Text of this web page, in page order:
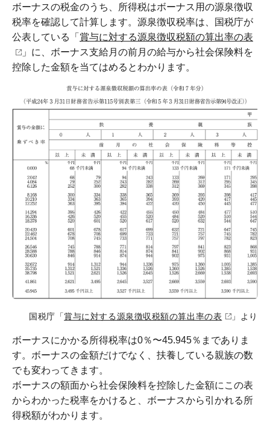
ボーナスの税金のうち、所得税はボーナス用の源泉徴収
税率を確認して計算します。源泉徴収税率は、国税庁が
公表している「 賞与に対する源泉徴収税額の算出率の表
」に、ボーナス支給月の前月の給与から社会保険料を
控除した金額を当てはめるとわかります。
国税庁「賞与に対する源泉徴収税額の算出率の表 」より
ボーナスにかかる所得税率は0％〜45.945％までありま
す。ボーナスの金額だけでなく、扶養している親族の数
でも変わってきます。
ボーナスの額面から社会保険料を控除した金額にこの表
からわかった税率をかけると、ボーナスから引かれる所
得税額がわかります。